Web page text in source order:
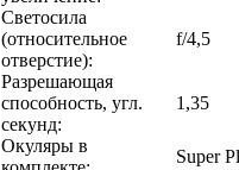
Светосила
(относительное
отверстие):
f/4,5
Разрешающая
способность, угл.
секунд:
1,35
Окуляры в
Super